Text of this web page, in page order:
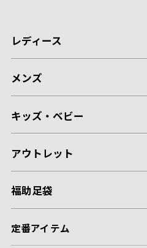
レディース
メンズ
キッズ・ベビー
アウトレット
福助足袋
定番アイテム